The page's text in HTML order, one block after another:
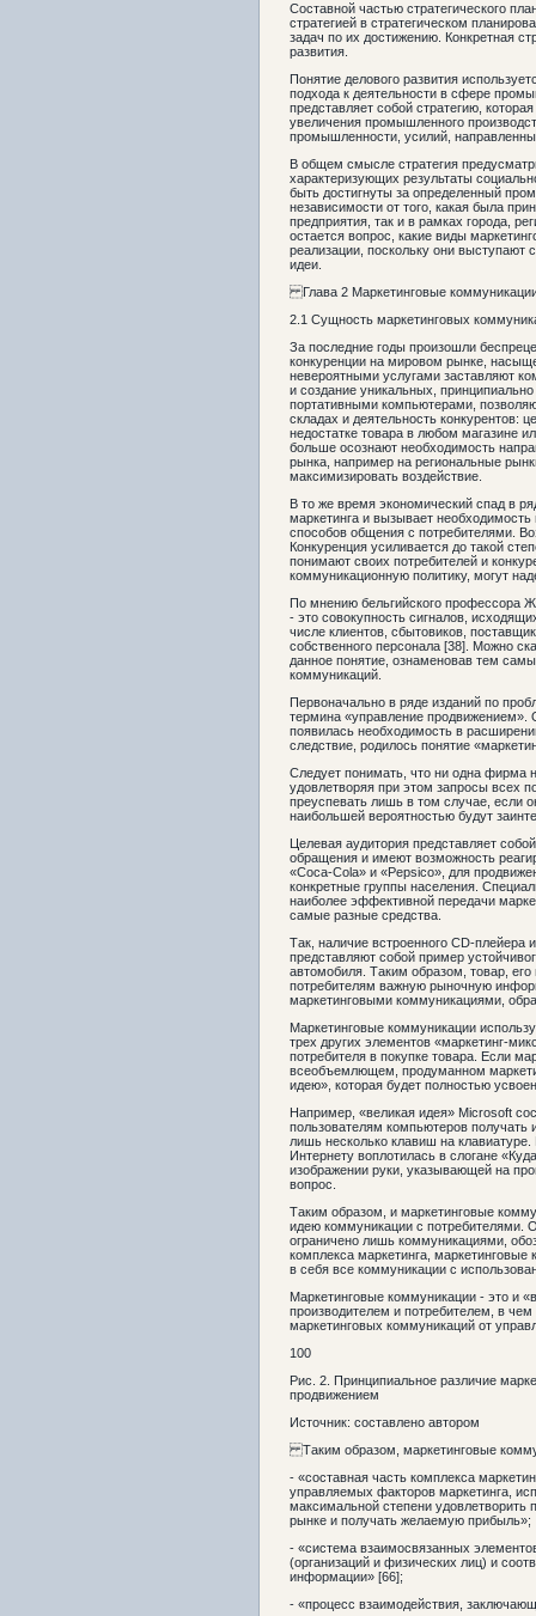
Составной частью стратегического
стратегией в стратегическом
задач по их достижению. Конкретная
развития.
Понятие делового развития
подхода к деятельности в сфере
представляет собой стратегию,
увеличения промышленного
промышленности, усилий,
В общем смысле стратегия
характеризующих результаты
быть достигнуты за определенный
независимости от того, какая была
предприятия, так и в рамках города,
остается вопрос, какие виды
реализации, поскольку они
идеи.
Глава 2 Маркетинговые коммуникации
2.1 Сущность маркетинговых
За последние годы произошли
конкуренции на мировом рынке,
невероятными услугами заставляют
и создание уникальных,
портативными компьютерами,
складах и деятельность
недостатке товара в любом магазине
больше осознают необходимость
рынка, например на региональные
максимизировать воздействие.
В то же время экономический спад в
маркетинга и вызывает
способов общения с потребителями.
Конкуренция усиливается до такой
понимают своих потребителей и
коммуникационную политику, могут
По мнению бельгийского профессора
- это совокупность сигналов,
числе клиентов, сбытовиков,
собственного персонала [38]. Можно
данное понятие, ознаменовав тем
коммуникаций.
Первоначально в ряде изданий по
термина «управление продвижением».
появилась необходимость в
следствие, родилось понятие
Следует понимать, что ни одна фирма
удовлетворяя при этом запросы всех
преуспевать лишь в том случае, если
наибольшей вероятностью будут
Целевая аудитория представляет
обращения и имеют возможность
«Coca-Cola» и «Pepsico», для
конкретные группы населения.
наиболее эффективной передачи
самые разные средства.
Так, наличие встроенного CD-плейера
представляют собой пример
автомобиля. Таким образом, товар,
потребителям важную рыночную
маркетинговыми коммуникациями,
Маркетинговые коммуникации
трех других элементов «маркетинг-
потребителя в покупке товара. Если
всеобъемлющем, продуманном
идею», которая будет полностью
Например, «великая идея» Microsoft
пользователям компьютеров
лишь несколько клавиш на
Интернету воплотилась в слогане
изображении руки, указывающей на
вопрос.
Таким образом, и маркетинговые
идею коммуникации с потребителями.
ограничено лишь коммуникациями,
комплекса маркетинга,
в себя все коммуникации с
Маркетинговые коммуникации - это и
производителем и потребителем, в
маркетинговых коммуникаций от
100
Рис. 2. Принципиальное различие
продвижением
Источник: составлено автором
Таким образом, маркетинговые
- «составная часть комплекса
управляемых факторов маркетинга,
максимальной степени удовлетворить
рынке и получать желаемую прибыль»;
- «система взаимосвязанных
(организаций и физических лиц) и
информации» [66];
- «процесс взаимодействия,